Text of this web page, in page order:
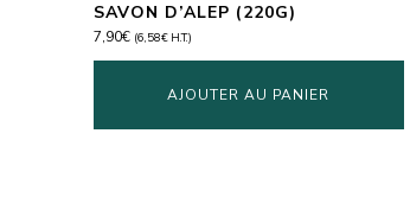
SAVON D’ALEP (220G)
7,90€ (6,58€ H.T.)
AJOUTER AU PANIER